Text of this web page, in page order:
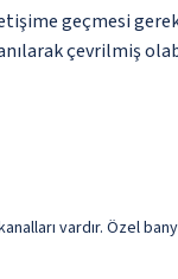
geçmesi
çevrilmiş
vardır. Özel